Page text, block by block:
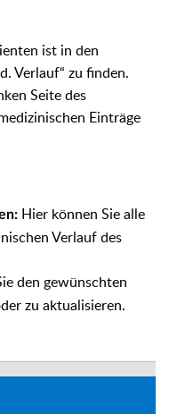
ist in den
Verlauf“ zu finden.
Seite des
Einträge
Hier können Sie alle
Verlauf des
den gewünschten
zu aktualisieren.